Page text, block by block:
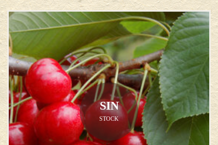
SIN
STOCK